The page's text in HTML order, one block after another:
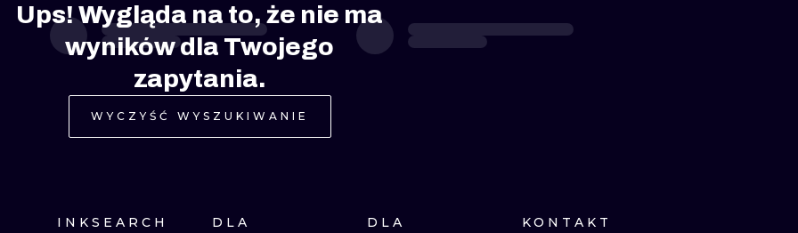
EDYNBURG TRIBAL IGNORANT
RYCINOWE KONTURY
KRESKÓWKOWE DOTWORK
Ups! Wygląda na to, że nie ma
wyników dla Twojego
zapytania.
WYCZYŚĆ WYSZUKIWANIE
INKSEARCH
DLA
DLA
KONTAKT